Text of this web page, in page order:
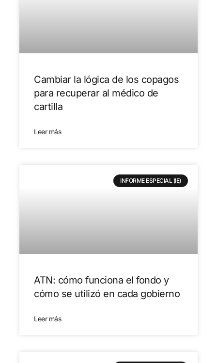
Cambiar la lógica de los copagos
para recuperar al médico de
cartilla
Leer más
INFORME ESPECIAL (IE)
ATN: cómo funciona el fondo y
cómo se utilizó en cada gobierno
Leer más